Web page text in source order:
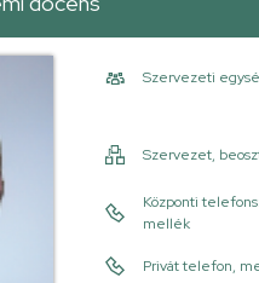
Szervezeti
Szervezet,
Központi
mellék
Privát telefon,